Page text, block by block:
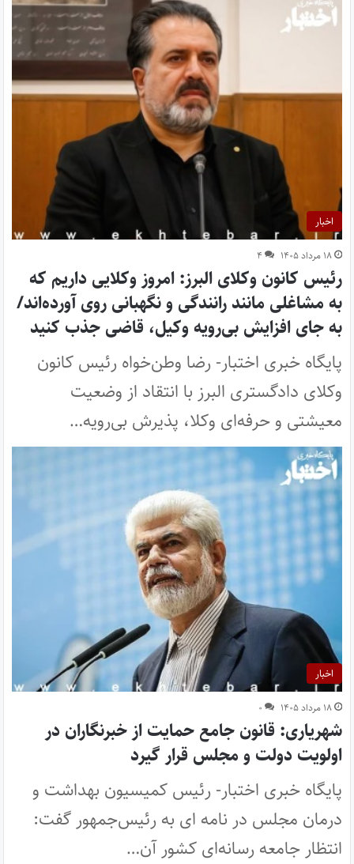
اخبار
۱۸ مرداد ۱۴۰۵ ۴
رئیس کانون وکلای البرز: امروز وکلایی داریم که
به مشاغلی مانند رانندگی و نگهبانی روی آورده‌اند/
به جای افزایش بی‌رویه وکیل، قاضی جذب کنید
پایگاه خبری اختبار- رضا وطن‌خواه رئیس کانون
وکلای دادگستری البرز با انتقاد از وضعیت
معیشتی و حرفه‌ای وکلا، پذیرش بی‌رویه…
اخبار
۱۸ مرداد ۱۴۰۵ ۰
شهریاری: قانون جامع حمایت از خبرنگاران در
اولویت دولت و مجلس قرار گیرد
پایگاه خبری اختبار- رئیس کمیسیون بهداشت و
درمان مجلس در نامه ای به رئیس‌جمهور گفت:
انتظار جامعه رسانه‌ای کشور آن…